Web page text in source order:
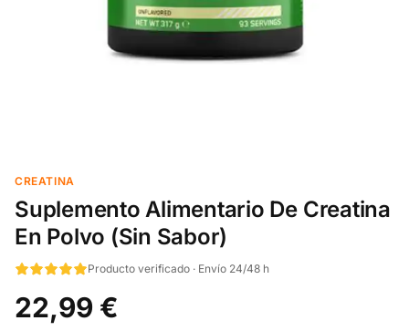
CREATINA
Suplemento Alimentario De Creatina
En Polvo (Sin Sabor)
Producto verificado · Envío 24/48 h
22,99 €